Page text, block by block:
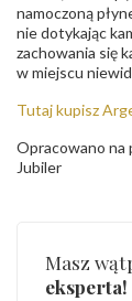
namoczoną
nie dotykając
zachowania się
w miejscu
Tutaj kupisz
Opracowano na
Jubiler
Masz
eksperta!